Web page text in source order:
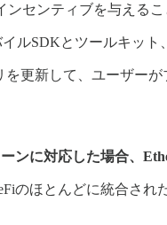
センティブを与えるこ
ルSDKとツールキット
を更新して、ユーザー
ンに対応した場合、
のほとんどに統合され